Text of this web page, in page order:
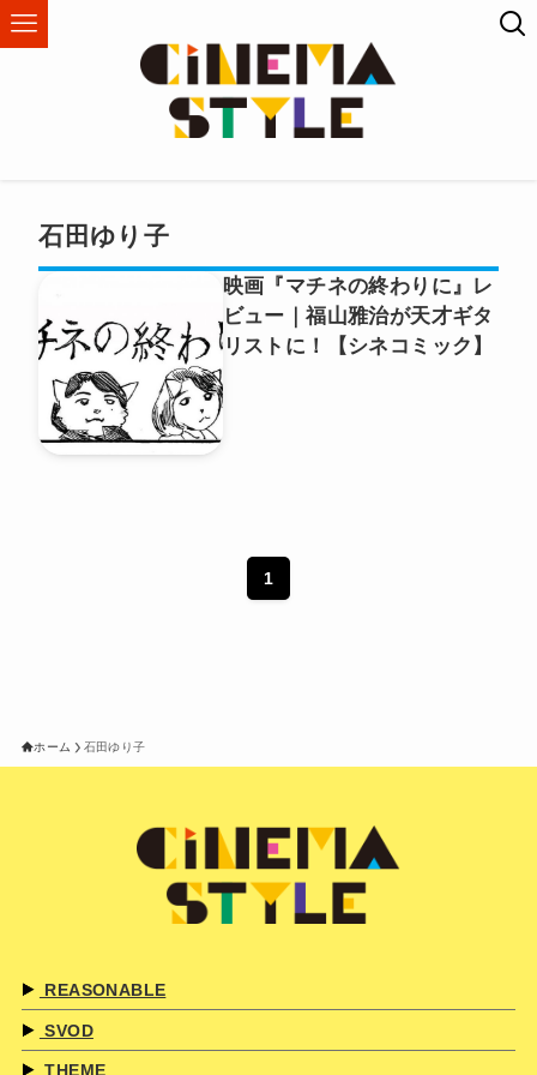
石田ゆり子
映画『マチネの終わりに』レ
ビュー｜福山雅治が天才ギタ
リストに！【シネコミック】
1
ホーム 石田ゆり子
REASONABLE
SVOD
THEME